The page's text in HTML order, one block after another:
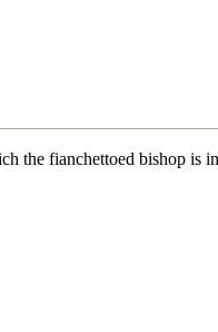
the fianchettoed bishop is